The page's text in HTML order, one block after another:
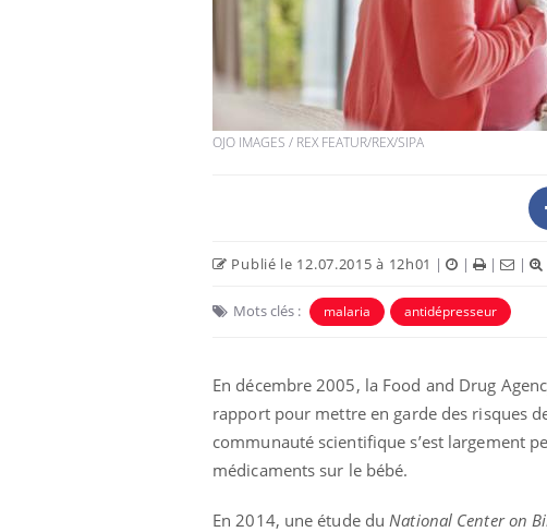
OJO IMAGES / REX FEATUR/REX/SIPA
Publié le 12.07.2015 à 12h01 | | | |
Mots clés : malaria antidépresseur
En décembre 2005, la Food and Drug
rapport pour mettre en garde des risques
communauté scientifique s’est largement
médicaments sur le bébé.
En 2014, une étude du National Center on
Chikungunya, dengue,
West Nile : que se passe-
t-il dans le sud de la
France ?
Les médicaments GLP-1
protègent-ils aussi les os
?
expliquer ma maladieYoutube prévenir